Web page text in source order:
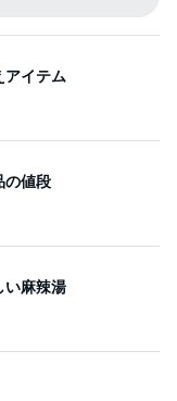
スト